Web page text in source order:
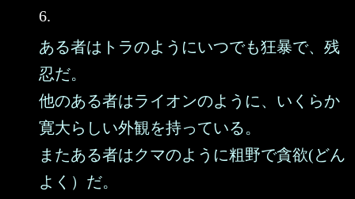
6.
ある者はトラのようにいつでも狂暴で、残
忍だ。
他のある者はライオンのように、いくらか
寛大らしい外観を持っている。
またある者はクマのように粗野で貪欲(どん
よく）だ。